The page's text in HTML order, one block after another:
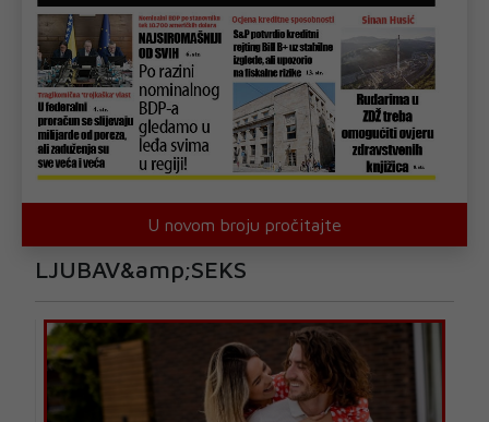
U novom broju pročitajte
LJUBAV&amp;SEKS